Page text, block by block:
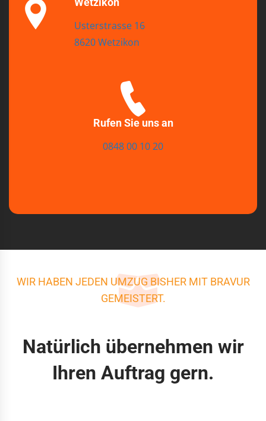
Usterstrasse 16
8620 Wetzikon
Rufen Sie uns an
0848 00 10 20
WIR HABEN JEDEN UMZUG BISHER MIT BRAVUR
GEMEISTERT.
Natürlich übernehmen wir
Ihren Auftrag gern.